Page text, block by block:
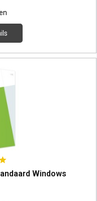
Windows